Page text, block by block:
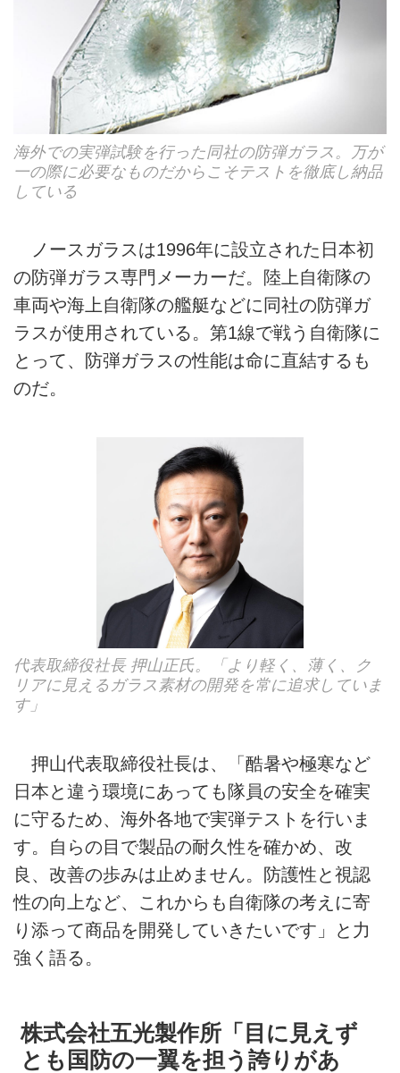
海外での実弾試験を行った同社の防弾ガラス。万が
一の際に必要なものだからこそテストを徹底し納品
している
ノースガラスは1996年に設立された日本初
の防弾ガラス専門メーカーだ。陸上自衛隊の
車両や海上自衛隊の艦艇などに同社の防弾ガ
ラスが使用されている。第1線で戦う自衛隊に
とって、防弾ガラスの性能は命に直結するも
のだ。
代表取締役社長 押山正氏。「より軽く、薄く、ク
リアに見えるガラス素材の開発を常に追求していま
す」
押山代表取締役社長は、「酷暑や極寒など
日本と違う環境にあっても隊員の安全を確実
に守るため、海外各地で実弾テストを行いま
す。自らの目で製品の耐久性を確かめ、改
良、改善の歩みは止めません。防護性と視認
性の向上など、これからも自衛隊の考えに寄
り添って商品を開発していきたいです」と力
強く語る。
株式会社五光製作所「目に見えず
とも国防の一翼を担う誇りがあ